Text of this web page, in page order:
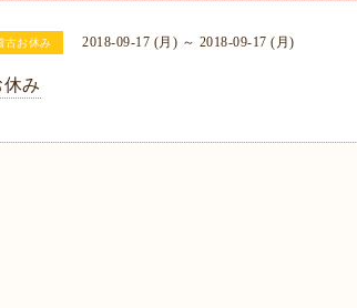
古お休み 2018-09-17 (月) ～ 2018-09-17 (月)
休み